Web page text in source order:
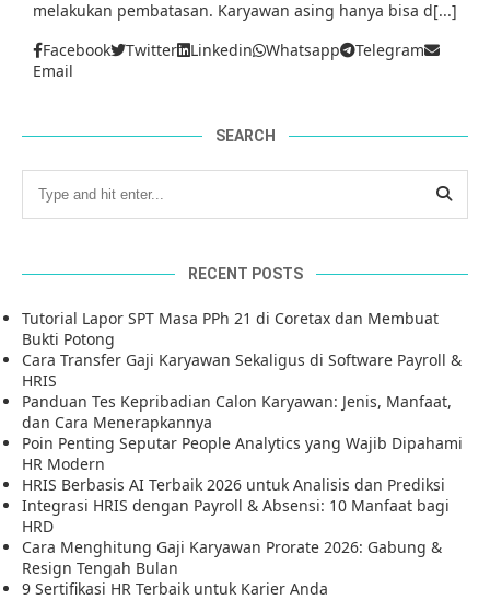
melakukan pembatasan. Karyawan asing hanya bisa d[...]
Facebook
Twitter Linkedin Whatsapp
Telegram
Email
SEARCH
RECENT POSTS
Tutorial Lapor SPT Masa PPh 21 di Coretax dan Membuat
Bukti Potong
Cara Transfer Gaji Karyawan Sekaligus di Software Payroll &
HRIS
Panduan Tes Kepribadian Calon Karyawan: Jenis, Manfaat,
dan Cara Menerapkannya
Poin Penting Seputar People Analytics yang Wajib Dipahami
HR Modern
HRIS Berbasis AI Terbaik 2026 untuk Analisis dan Prediksi
Integrasi HRIS dengan Payroll & Absensi: 10 Manfaat bagi
HRD
Cara Menghitung Gaji Karyawan Prorate 2026: Gabung &
Resign Tengah Bulan
9 Sertifikasi HR Terbaik untuk Karier Anda